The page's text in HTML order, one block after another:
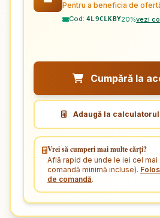
Pentru a beneficia de
Cod: 4L9CLKBY20%vezi
Cumpără la
Adaugă la
Vrei să cumperi mai multe cărți?
Află rapid de unde le iei cel
comandă minimă incluse).
de comandă.